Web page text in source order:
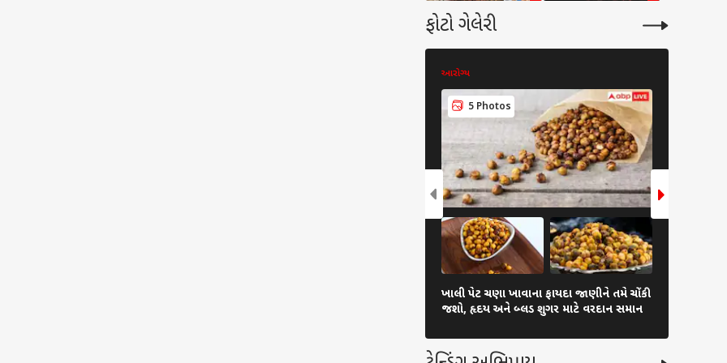
ફોટો ગેલેરી
આરોગ્ય
5 Photos
ખાલી પેટ ચણા ખાવાના ફાયદા જાણીને તમે ચોંકી
જશો, હૃદય અને બ્લડ શુગર માટે વરદાન સમાન